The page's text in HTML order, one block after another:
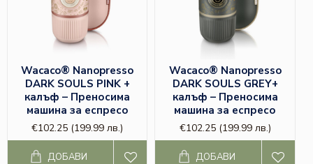
Wacaco® Nanopresso
DARK SOULS PINK +
калъф – Преносима
машина за еспресо
€102.25 (199.99 лв.)
ДОБАВИ
Wacaco® Nanopresso
DARK SOULS GREY+
калъф – Преносима
машина за еспресо
€102.25 (199.99 лв.)
ДОБАВИ